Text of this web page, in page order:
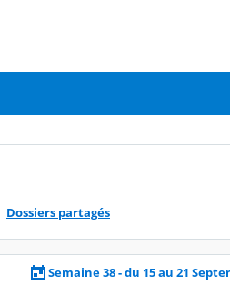
Dossiers partagés
Semaine 38 - du 15 au 21